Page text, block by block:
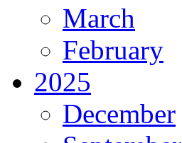
March
February
2025
December